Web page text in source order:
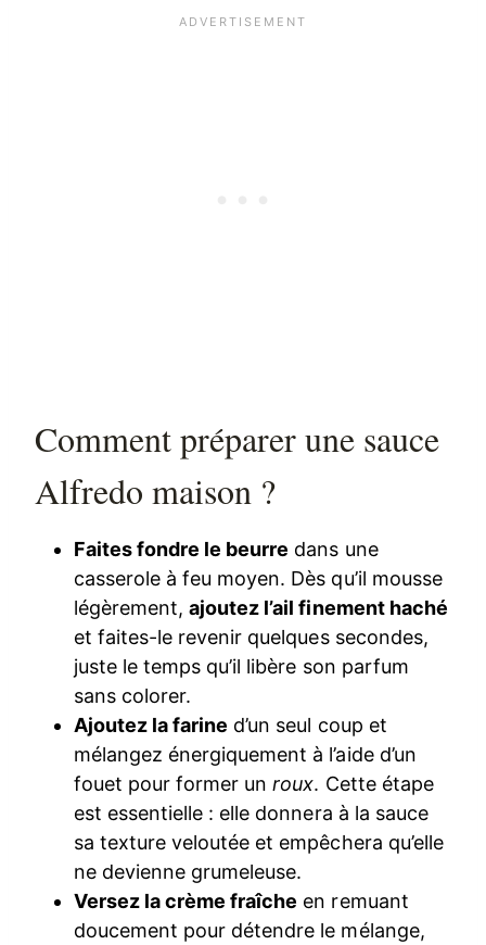
Comment préparer une sauce
Alfredo maison ?
Faites fondre le beurre dans une
casserole à feu moyen. Dès qu’il mousse
légèrement,ajoutez l’ail finement haché
et faites-le revenir quelques secondes,
juste le temps qu’il libère son parfum
sans colorer.
Ajoutez la farine d’un seul coup et
mélangez énergiquement à l’aide d’un
fouet pour former unroux. Cette étape
est essentielle : elle donnera à la sauce
sa texture veloutée et empêchera qu’elle
ne devienne grumeleuse.
Versez la crème fraîche en remuant
doucement pour détendre le mélange,